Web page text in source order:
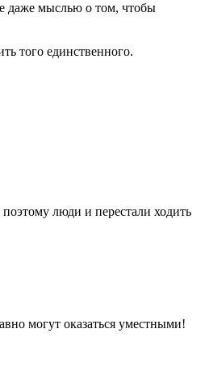
даже мыслью о том, чтобы
того единственного.
люди и перестали ходить
могут оказаться уместными!